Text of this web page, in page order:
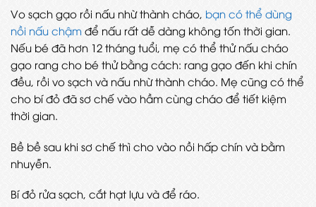
Vo sạch gạo rồi nấu nhừ thành cháo, bạn có thể dùng
nồi nấu chậm để nấu rất dễ dàng không tốn thời gian.
Nếu bé đã hơn 12 tháng tuổi, mẹ có thể thử nấu cháo
gạo rang cho bé thử bằng cách: rang gạo đến khi chín
đều, rồi vo sạch và nấu nhừ thành cháo. Mẹ cũng có thể
cho bí đỏ đã sơ chế vào hầm cùng cháo để tiết kiệm
thời gian.
Bề bề sau khi sơ chế thì cho vào nồi hấp chín và bằm
nhuyễn.
Bí đỏ rửa sạch, cắt hạt lựu và để ráo.